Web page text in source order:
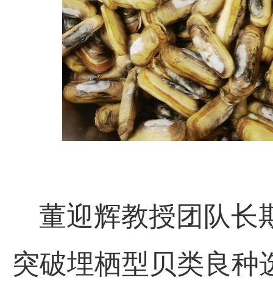
董迎辉教授团队长
突破埋栖型贝类良种